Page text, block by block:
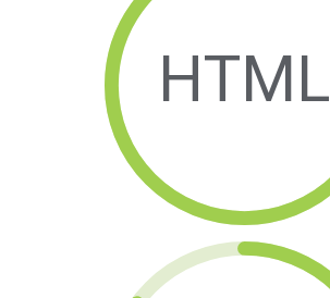
HTML